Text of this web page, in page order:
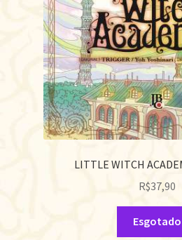
LITTLE WITCH
R$37,90
Esgotado